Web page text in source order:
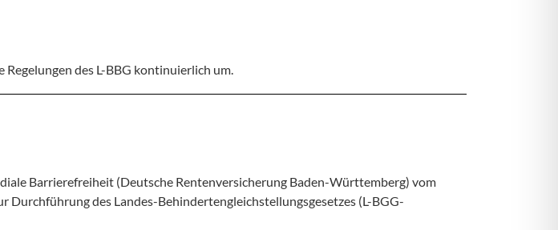
des L-BBG kontinuierlich um.
Barrierefreiheit (Deutsche Rentenversicherung Baden-Württemberg) vom
Durchführung des Landes-Behindertengleichstellungsgesetzes (L-BGG-